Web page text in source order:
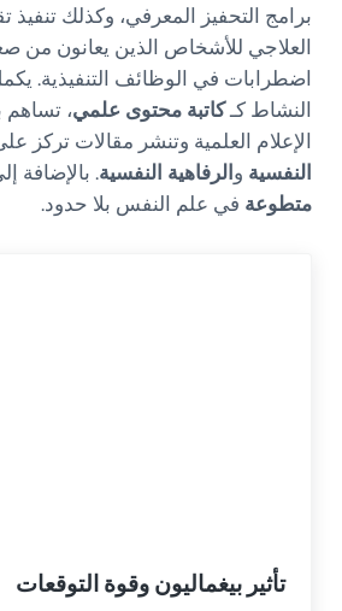
برامج التحفيز المعرفي، وكذلك تنفيذ
العلاجي للأشخاص الذين يعانون من
اضطرابات في الوظائف التنفيذية.
النشاط كـكاتبة محتوى علمي، تساهم
الإعلام العلمية وتنشر مقالات تركز
النفسية والرفاهية النفسية. بالإضافة
متطوعة في علم النفس بلا حدود.
تأثير بيغماليون وقوة التوقعات